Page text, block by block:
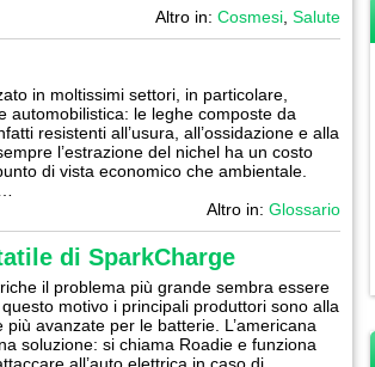
Altro in: Cosmesi Salute
in moltissimi settori, in particolare,
automobilistica: le leghe composte da
resistenti all’usura, all’ossidazione e alla
l’estrazione del nichel ha un costo
di vista economico che ambientale.
Altro in: Glossario
di SparkCharge
il problema più grande sembra essere
motivo i principali produttori sono alla
avanzate per le batterie. L’americana
soluzione: si chiama Roadie e funziona